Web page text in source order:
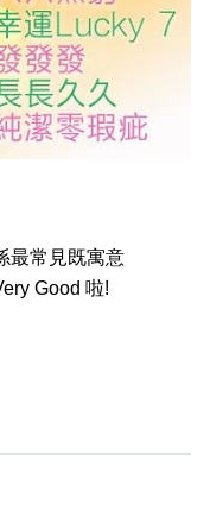
最常見既寓意
Good 啦!